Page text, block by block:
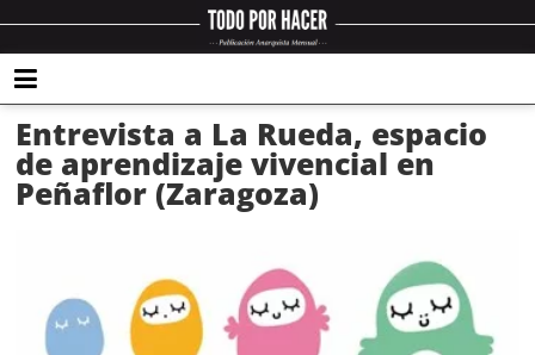
Entrevista a La Rueda, espacio
de aprendizaje vivencial en
Peñaflor (Zaragoza)